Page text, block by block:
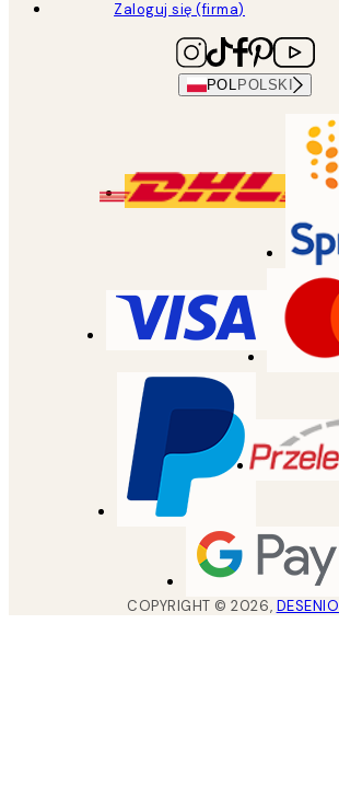
Zaloguj się (firma)
POL POLSKI
COPYRIGHT ©2026, DESENIO